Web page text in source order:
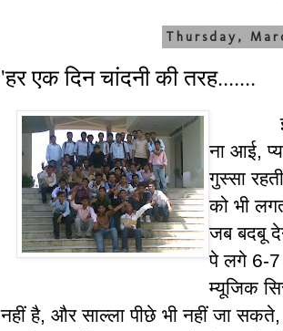
Thursday,
'हर एक दिन चांदनी की तरह.......
इश्क
ना आई,
गुस्सा
को भी
जब बदबू
पे लगे 6-
म्यूजिक
नहीं है, और साल्ला पीछे भी नहीं जा